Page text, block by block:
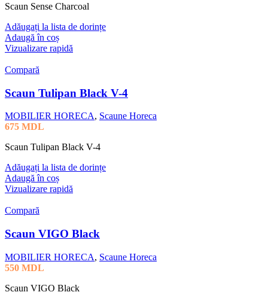
Scaun Sense Charcoal
Adăugați la lista de dorințe
Adaugă în coș
Vizualizare rapidă
Compară
Scaun Tulipan Black V-4
MOBILIER HORECA, Scaune Horeca
675 MDL
Scaun Tulipan Black V-4
Adăugați la lista de dorințe
Adaugă în coș
Vizualizare rapidă
Compară
Scaun VIGO Black
MOBILIER HORECA, Scaune Horeca
550 MDL
Scaun VIGO Black